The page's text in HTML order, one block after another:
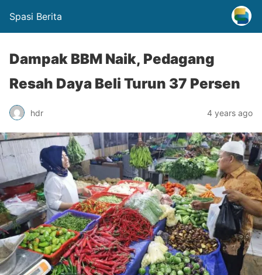
Spasi Berita
Dampak BBM Naik, Pedagang
Resah Daya Beli Turun 37 Persen
hdr 4 years ago